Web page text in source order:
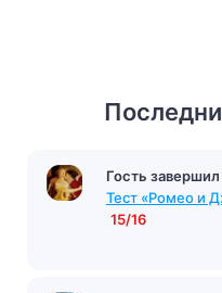
Гость завершил
Тест «Ромео и
15/16